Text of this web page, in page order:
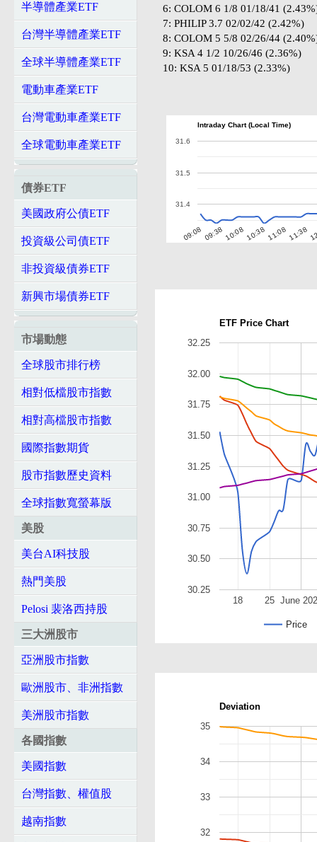
半導體產業ETF
台灣半導體產業ETF
全球半導體產業ETF
電動車產業ETF
台灣電動車產業ETF
全球電動車產業ETF
債券ETF
美國政府公債ETF
投資級公司債ETF
非投資級債券ETF
新興市場債券ETF
市場動態
全球股市排行榜
相對低檔股市指數
相對高檔股市指數
國際指數期貨
股市指數歷史資料
全球指數寬螢幕版
美股
美台AI科技股
熱門美股
Pelosi 裴洛西持股
三大洲股市
亞洲股市指數
歐洲股市、非洲指數
美洲股市指數
各國指數
美國指數
台灣指數、權值股
越南指數
6: COLOM 6 1/8 01/18/41
7: PHILIP 3.7 02/02/42 (2.42%)
8: COLOM 5 5/8 02/26/44
9: KSA 4 1/2 10/26/46 (2.36%)
10: KSA 5 01/18/53 (2.33%)
Intraday Chart (Local Time)
09:08 09:38 10:08 10:38 11:08 11:38
31.4
31.5
31.6
ETF Price Chart
Price
June
18 25
30.25
30.50
30.75
31.00
31.25
31.50
31.75
32.00
32.25
Deviation
32
33
34
35